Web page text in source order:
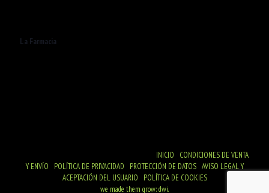
La Farmacia
INICIO
CONDICIONES DE VENTA
Y ENVÍO
POLÍTICA DE PRIVACIDAD PROTECCIÓN DE DATOS| AVISO LEGAL Y
ACEPTACIÓN DEL USUARIO
POLÍTICA DE COOKIES
we made them grow: dwi.